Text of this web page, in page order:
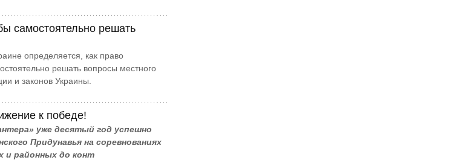
самостоятельно решать
определяется, как право
решать вопросы местного
и законов Украины.
к победе!
уже десятый год успешно
Придунавья на соревнованиях
и районных до конт